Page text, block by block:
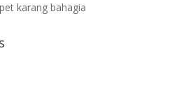
karang bahagia